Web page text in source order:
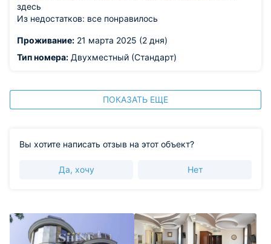
здесь
Из недостатков: все понравилось
Проживание: 21 марта 2025 (2 дня)
Тип номера: Двухместный (Стандарт)
ПОКАЗАТЬ ЕЩЕ
Вы хотите написать отзыв на этот объект?
Да, хочу Нет